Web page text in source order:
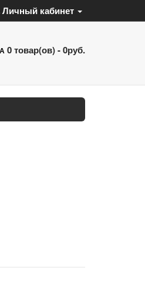
Личный кабинет
0товар(ов) -0руб.